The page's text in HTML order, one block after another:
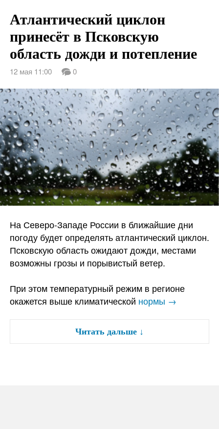
Атлантический циклон
принесёт в Псковскую
область дожди и потепление
12 мая 11:00 0
На Северо-Западе России в ближайшие дни
погоду будет определять атлантический циклон.
Псковскую область ожидают дожди, местами
возможны грозы и порывистый ветер.
При этом температурный режим в регионе
окажется выше климатической нормы →
Читать дальше ↓